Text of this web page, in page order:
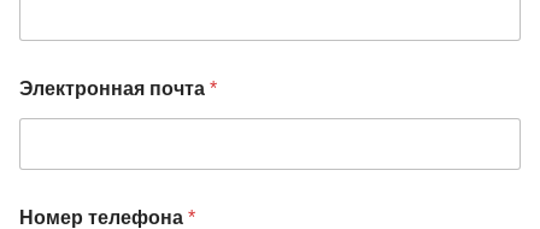
Электронная почта *
Номер телефона *